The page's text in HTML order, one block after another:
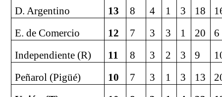
D. Argentino
13 8 4 1 3 18
E. de Comercio
12 7 3 3 1 20
6
Independiente (R)
11 8 3 2 3 9
Peñarol (Pigüé)
10 7 3 1 3 13